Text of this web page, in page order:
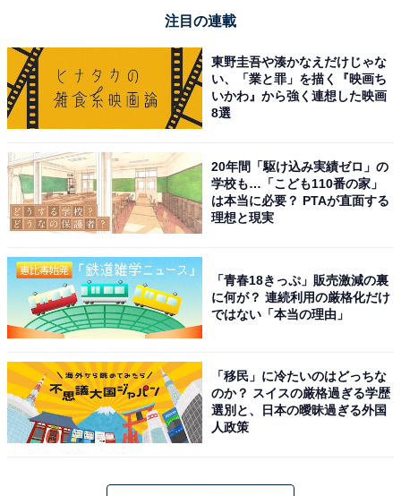
注目の連載
東野圭吾や湊かなえだけじゃな
い、「業と罪」を描く『映画ち
いかわ』から強く連想した映画
8選
20年間「駆け込み実績ゼロ」の
学校も…「こども110番の家」
は本当に必要？ PTAが直面する
理想と現実
「青春18きっぷ」販売激減の裏
に何が？ 連続利用の厳格化だけ
ではない「本当の理由」
「移民」に冷たいのはどっちな
のか？ スイスの厳格過ぎる学歴
選別と、日本の曖昧過ぎる外国
人政策